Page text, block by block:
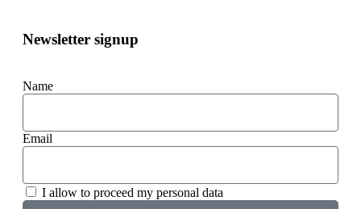
Newsletter signup
Name
Email
I allow to proceed my personal data